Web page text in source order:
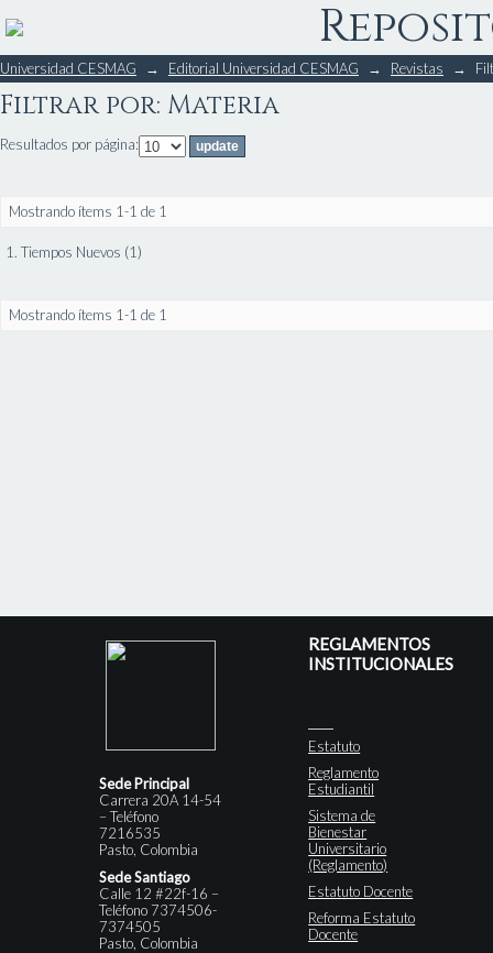
Filtrar por: Materia
Universidad CESMAG → Editorial Universidad CESMAG → Revistas →
Filtrar por: Materia
Resultados por página:
Mostrando ítems 1-1 de 1
1. Tiempos Nuevos (1)
Mostrando ítems 1-1 de 1
Sede Principal
Carrera 20A 14-54
– Teléfono
7216535
Pasto, Colombia
Sede Santiago
Calle 12 #22f-16 –
Teléfono 7374506-
7374505
Pasto, Colombia
REGLAMENTOS
INSTITUCIONALES
Estatuto
Reglamento
Estudiantil
Sistema de
Bienestar
Universitario
(Reglamento)
Estatuto Docente
Reforma Estatuto
Docente